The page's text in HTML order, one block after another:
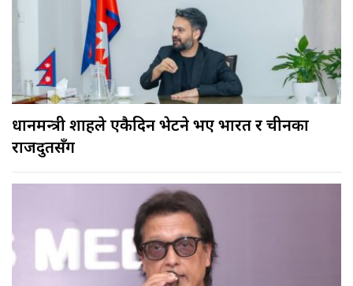
प्रधानमन्त्री शाहले एकैदिन भेटने भए भारत र चीनका
राजदुतसँग